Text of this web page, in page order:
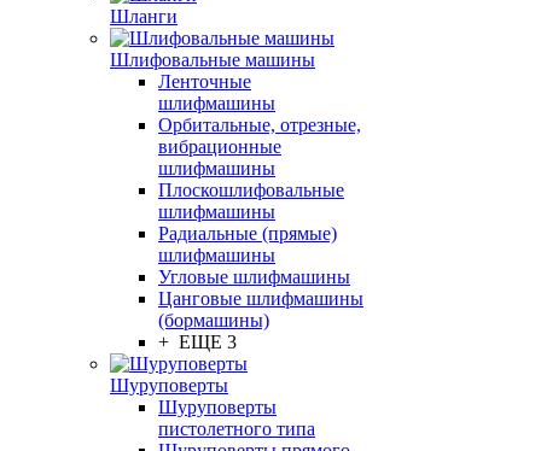
Шланги
Шлифовальные машины
Ленточные
шлифмашины
Орбитальные, отрезные,
вибрационные
шлифмашины
Плоскошлифовальные
шлифмашины
Радиальные (прямые)
шлифмашины
Угловые шлифмашины
Цанговые шлифмашины
(бормашины)
+ ЕЩЕ 3
Шуруповерты
Шуруповерты
пистолетного типа